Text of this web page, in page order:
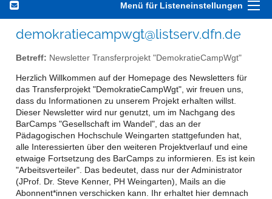
Menü für Listeneinstellungen
demokratiecampwgt@listserv.dfn.de
Betreff: Newsletter Transferprojekt "DemokratieCampWgt"
Herzlich Willkommen auf der Homepage des Newsletters für
das Transferprojekt "DemokratieCampWgt", wir freuen uns,
dass du Informationen zu unserem Projekt erhalten willst.
Dieser Newsletter wird nur genutzt, um im Nachgang des
BarCamps "Gesellschaft im Wandel", das an der
Pädagogischen Hochschule Weingarten stattgefunden hat,
alle Interessierten über den weiteren Projektverlauf und eine
etwaige Fortsetzung des BarCamps zu informieren. Es ist kein
"Arbeitsverteiler". Das bedeutet, dass nur der Administrator
(JProf. Dr. Steve Kenner, PH Weingarten), Mails an die
Abonnent*innen verschicken kann. Ihr erhaltet hier demnach